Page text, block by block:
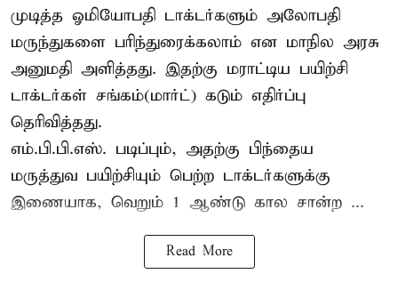
முடித்த ஓமியோபதி டாக்டர்களும் அலோபதி
மருந்துகளை பரிந்துரைக்கலாம் என மாநில அரசு
அனுமதி அளித்தது. இதற்கு மராட்டிய பயிற்சி
டாக்டர்கள் சங்கம்(மார்ட்) கடும் எதிர்ப்பு
தெரிவித்தது.
எம்.பி.பி.எஸ். படிப்பும், அதற்கு பிந்தைய
மருத்துவ பயிற்சியும் பெற்ற டாக்டர்களுக்கு
இணையாக, வெறும் 1 ஆண்டு கால சான்ற ...
Read More